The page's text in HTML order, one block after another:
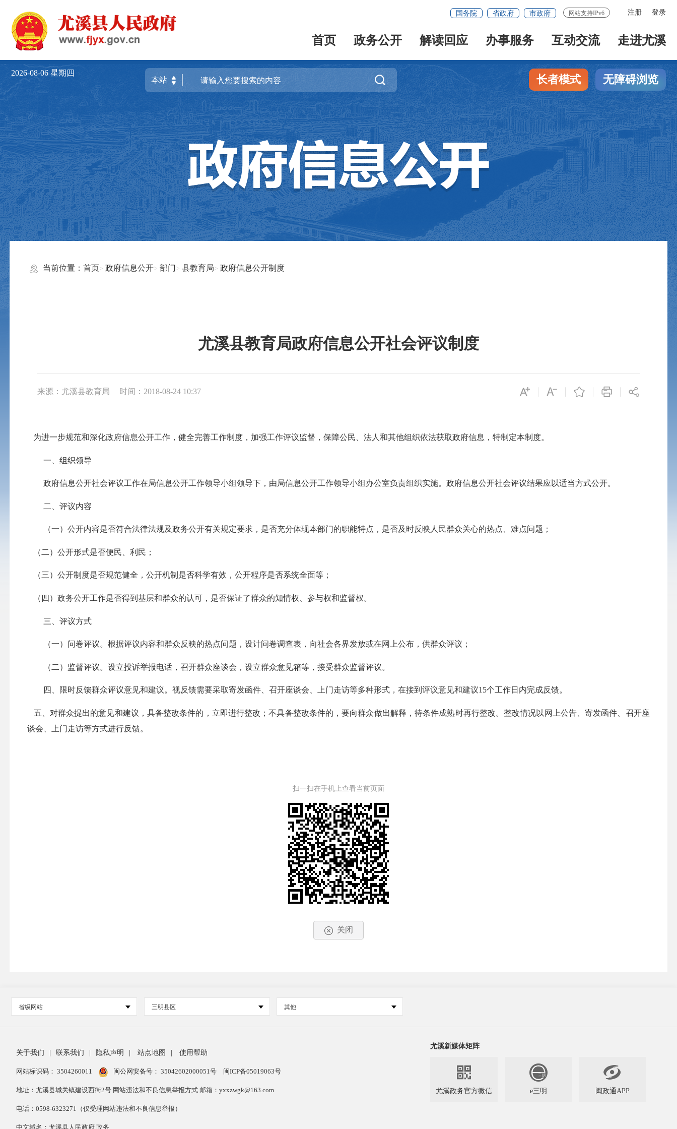
注册 登录
国务院 省政府 市政府 网站支持IPv6
首页 政务公开 解读回应 办事服务 互动交流 走进尤溪
2026-08-06 星期四
 长者模式 无障碍浏览
当前位置： 首页 政府信息公开 部门 县教育局 政府信息公开制度
尤溪县教育局政府信息公开社会评议制度
来源：尤溪县教育局 时间：2018-08-24 10:37
为进一步规范和深化政府信息公开工作，健全完善工作制度，加强工作评议监督，保障公民、法人和其他组织依法获取政府信息，特制定本制度。
一、组织领导
政府信息公开社会评议工作在局信息公开工作领导小组领导下，由局信息公开工作领导小组办公室负责组织实施。政府信息公开社会评议结果应以适当方式公开。
二、评议内容
（一）公开内容是否符合法律法规及政务公开有关规定要求，是否充分体现本部门的职能特点，是否及时反映人民群众关心的热点、难点问题；
（二）公开形式是否便民、利民；
（三）公开制度是否规范健全，公开机制是否科学有效，公开程序是否系统全面等；
（四）政务公开工作是否得到基层和群众的认可，是否保证了群众的知情权、参与权和监督权。
三、评议方式
（一）问卷评议。根据评议内容和群众反映的热点问题，设计问卷调查表，向社会各界发放或在网上公布，供群众评议；
（二）监督评议。设立投诉举报电话，召开群众座谈会，设立群众意见箱等，接受群众监督评议。
四、 限时反馈群众评议意见和建议。视反馈需要采取寄发函件、召开座谈会、上门走访等多种形式，在接到评议意见和建议15个工作日内完成反馈。
五、对群众提出的意见和建议，具备整改条件的，立即进行整改；不具备整改条件的，要向群众做出解释，待条件成熟时再行整改。整改情况以网上公告、寄发函件、召开座
谈会、上门走访等方式进行反馈。
扫一扫在手机上查看当前页面
关闭
省级网站 三明县区 其他
关于我们 联系我们 隐私声明 站点地图 使用帮助
网站标识码： 3504260011 闽公网安备号： 35042602000051号 闽ICP备05019063号
地址：尤溪县城关镇建设西街2号 网站违法和不良信息举报方式 邮箱：yxxzwgk@163.com
电话：0598-6323271（仅受理网站违法和不良信息举报）
中文域名：尤溪县人民政府.政务
尤溪新媒体矩阵

尤溪政务官方微信 e三明

闽政通APP